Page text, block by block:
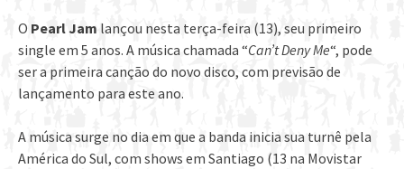
O Pearl Jam lançou nesta terça-feira (13), seu primeiro
single em 5 anos. A música chamada “Can’t Deny Me“, pode
ser a primeira canção do novo disco, com previsão de
lançamento para este ano.
A música surge no dia em que a banda inicia sua turnê pela
América do Sul, com shows em Santiago (13 na Movistar